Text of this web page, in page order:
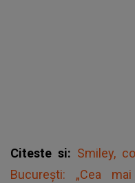
Citeste si: Smiley,
Bucureşti: „Cea